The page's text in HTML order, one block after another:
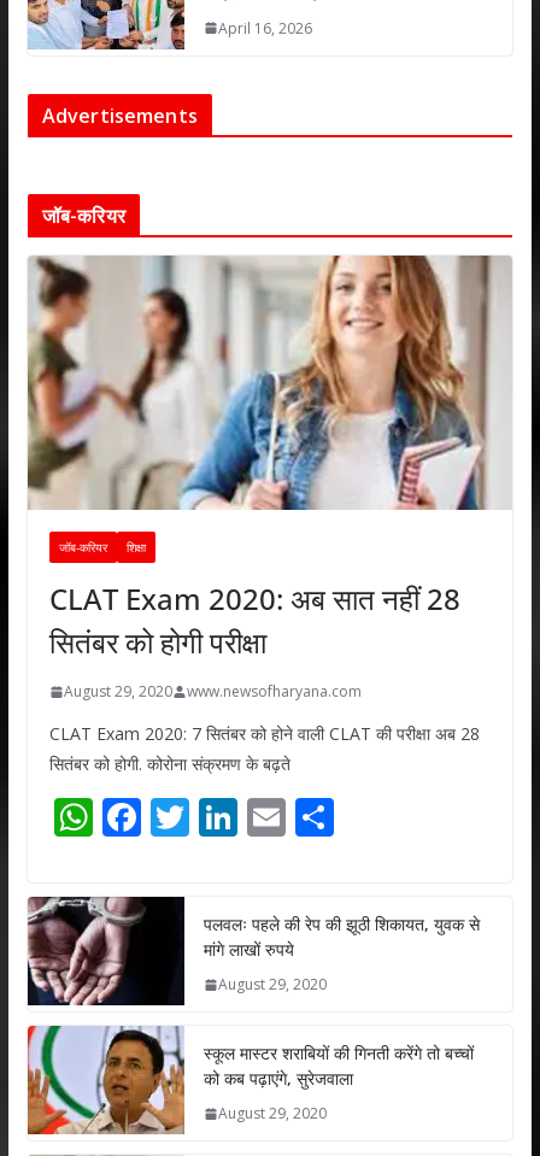
April 16, 2026
Advertisements
जॉब-करियर
जॉब-करियर शिक्षा
CLAT Exam 2020: अब सात नहीं 28
सितंबर को होगी परीक्षा
August 29, 2020 www.newsofharyana.com
CLAT Exam 2020: 7 सितंबर को होने वाली CLAT की परीक्षा अब 28
सितंबर को होगी. कोरोना संक्रमण के बढ़ते
W
at
s
A
p
p
F
e
b
o
k
T
er
Li
e
dI
n
E
l
S
e
पलवलः पहले की रेप की झूठी शिकायत, युवक से
मांगे लाखों रुपये
August 29, 2020
स्कूल मास्टर शराबियों की गिनती करेंगे तो बच्चों
को कब पढ़ाएंगे, सुरेजवाला
August 29, 2020